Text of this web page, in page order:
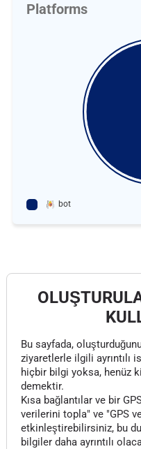
Platforms
bot
Bu sayfada,
ziyaretlerle ilgili ayrıntılı
hiçbir bilgi yoksa, henüz
demektir.
Kısa bağlantılar ve bir
verilerini topla" ve "GPS
etkinleştirebilirsiniz, bu
bilgiler daha ayrıntılı